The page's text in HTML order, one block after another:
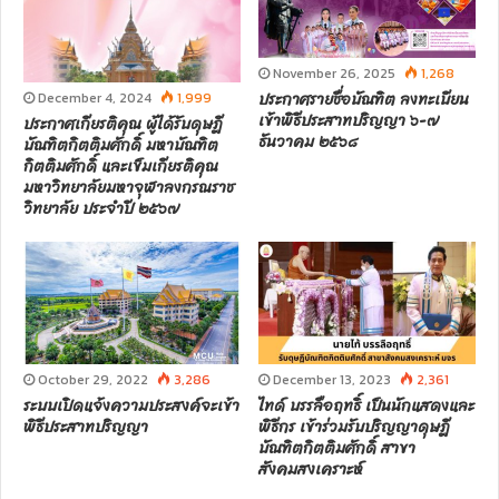
December 4, 2024 1,999
ประกาศเกียรติคุณ ผู้ได้รับดุษฎี
บัณฑิตกิตติมศักดิ์ มหาบัณฑิต
กิตติมศักดิ์ และเข็มเกียรติคุณ
มหาวิทยาลัยมหาจุฬาลงกรณราช
วิทยาลัย ประจำปี ๒๕๖๗
November 26, 2025 1,268
ประกาศรายชื่อบัณฑิต ลงทะเบียน
เข้าพิธีประสาทปริญญา ๖-๗
ธันวาคม ๒๕๖๘
October 29, 2022 3,286
ระบบเปิดแจ้งความประสงค์จะเข้า
พิธีประสาทปริญญา
December 13, 2023 2,361
ไทด์ บรรลือฤทธิ์ เป็นนักแสดงและ
พิธีกร เข้าร่วมรับปริญญาดุษฎี
บัณฑิตกิตติมศักดิ์ สาขา
สังคมสงเคราะห์